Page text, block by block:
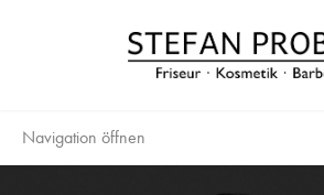
Navigation öffnen